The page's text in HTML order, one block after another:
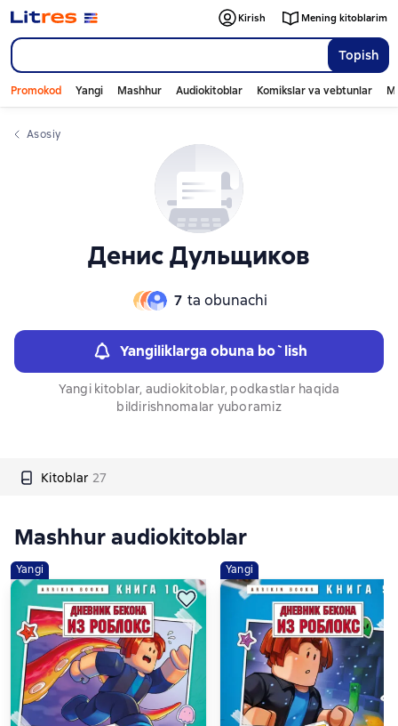
Topish
Kirish Mening kitoblarim
Promokod Yangi Mashhur Audiokitoblar Komikslar va vebtunlar
Asosiy
Денис Дульщиков
7 ta obunachi
Yangiliklarga obuna bo`lish
Yangi kitoblar, audiokitoblar, podkastlar haqida
bildirishnomalar yuboramiz
Kitoblar 27
Слайдер с книгами
Mashhur audiokitoblar
Yangi Yangi